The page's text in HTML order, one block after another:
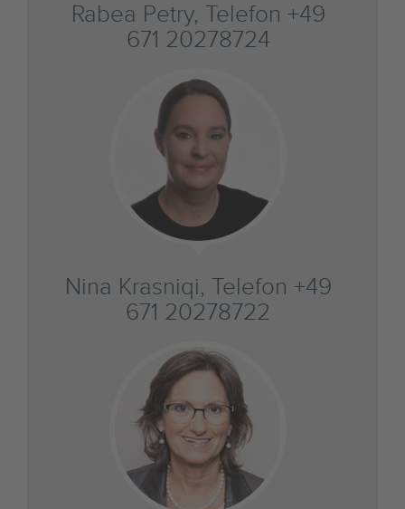
Rabea Petry, Telefon +49
671 20278724
Nina Krasniqi, Telefon +49
671 20278722